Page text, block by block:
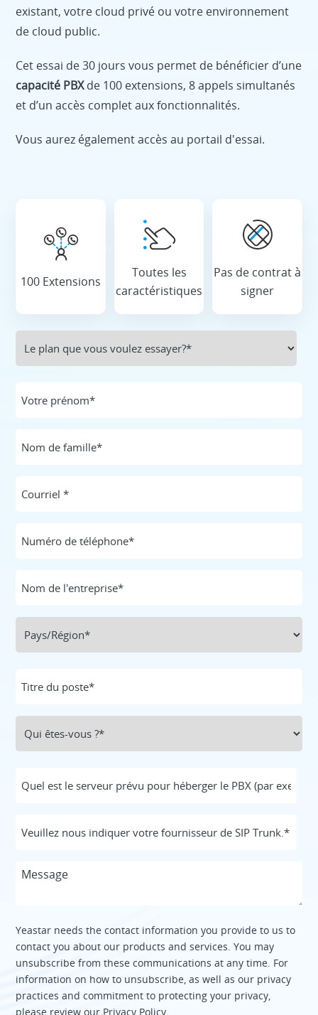
existant, votre cloud privé ou votre environnement
de cloud public.
Cet essai de 30 jours vous permet de bénéficier d’une
capacité PBXde 100 extensions, 8 appels simultanés
et d’un accès complet aux fonctionnalités.
Vous aurez également accès au portail d'essai.
100 Extensions
Toutes les
caractéristiques
Pas de contrat à
signer
Yeastar needs the contact information you provide to us to
contact you about our products and services. You may
unsubscribe from these communications at any time. For
information on how to unsubscribe, as well as our privacy
practices and commitment to protecting your privacy,
please review our Privacy Policy.